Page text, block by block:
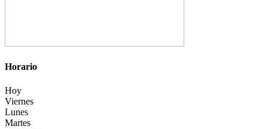
Horario
Hoy
Viernes
Lunes
Martes